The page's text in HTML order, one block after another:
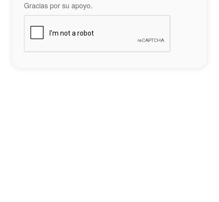
Gracias por su apoyo.